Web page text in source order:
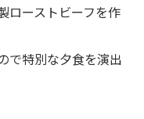
ローストビーフを作
で特別な夕食を演出